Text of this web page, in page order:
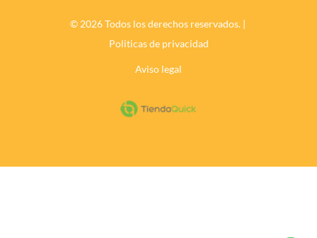
© 2026 Todos los derechos reservados. |
Politicas de privacidad
Aviso legal